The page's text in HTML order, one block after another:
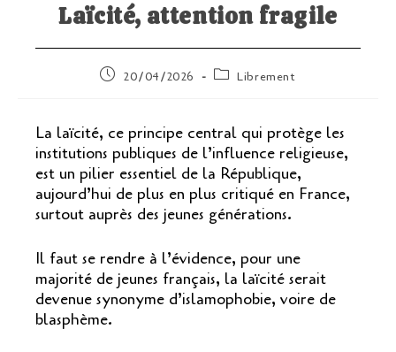
Laïcité, attention fragile
Publication
20/04/2026
PostLibrement
La laïcité, ce principe central qui protège les
institutions publiques de l’influence religieuse,
est un pilier essentiel de la République,
aujourd’hui de plus en plus critiqué en France,
surtout auprès des jeunes générations.
Il faut se rendre à l’évidence, pour une
majorité de jeunes français, la laïcité serait
devenue synonyme d’islamophobie, voire de
blasphème.